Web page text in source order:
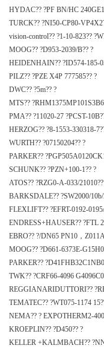
HYDAC?? ?PF BN/HC
TURCK?? ?NI50-CP80-
vision-control?? ?1-10-823??
MOOG?? ?D953-2039/B?? ?
HEIDENHAIN?? ?ID574-185-
PILZ?? ?PZE X4P 777585?? ?
DWC?? ?5m?? ?
MTS??
PMA?? ?11020-27 ?PCST-
HERZOG?? ?8-1553-330318-
WURTH?? ?07150204?? ?
PARKER??
SCHUNK?? ?PZN+100-1?? ?
ATOS?? ?RZG0-A-033/
BARKSDALE?? ?SW2000/
FLEXLIFT?? ?EFRT-0192-
ENDRESS+HAUSER?? ?FTL
EBRO?? ?/DN65 PN10，
MOOG?? ?D661-6373E-
PARKER??
TWK?? ?CRF66-4096
REGGIANARIDUTTORI??
TEMATEC?? ?WT075-1174
NEMA?? ? EXPOTHERM2-
KROEPLIN?? ?D450?? ?
KELLER +KALMBACH??